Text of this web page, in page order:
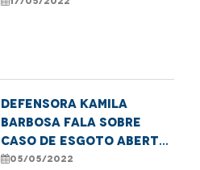
Defensora Kamila
Barbosa fala sobre
caso de esgoto aberto
em São Luís e explica
05/05/2022